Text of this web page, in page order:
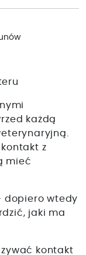
każdą
z
mieć
dopiero wtedy
jaki ma
kontakt